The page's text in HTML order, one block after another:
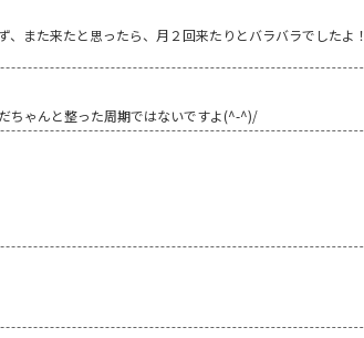
また来たと思ったら、月２回来たりとバラバラでしたよ！
ちゃんと整った周期ではないですよ(^-^)/